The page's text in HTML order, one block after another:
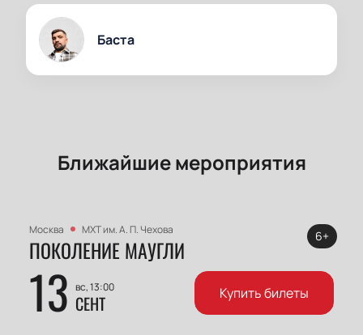
Баста
Ближайшие мероприятия
Москва МХТ им. А. П. Чехова
ПОКОЛЕНИЕ МАУГЛИ
13 вс, 13:00
СЕНТ
6+
Купить билеты